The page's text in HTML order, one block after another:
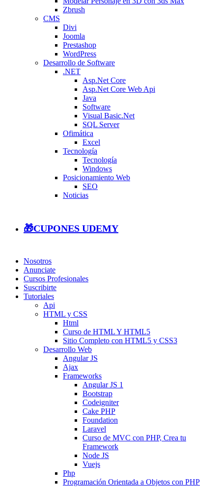
Zbrush
CMS
Divi
Joomla
Prestashop
WordPress
Desarrollo de Software
.NET
Asp.Net Core
Asp.Net Core Web Api
Java
Software
Visual Basic.Net
SQL Server
Ofimática
Excel
Tecnología
Tecnología
Windows
Posicionamiento Web
SEO
Noticias
🎁CUPONES UDEMY
Nosotros
Anunciate
Cursos Profesionales
Suscribirte
Tutoriales
Api
HTML y CSS
Html
Curso de HTML Y HTML5
Sitio Completo con HTML5 y CSS3
Desarrollo Web
Angular JS
Ajax
Frameworks
Angular JS 1
Bootstrap
Codeigniter
Cake PHP
Foundation
Laravel
Curso de MVC con PHP, Crea tu
Framework
Node JS
Vuejs
Php
Programación Orientada a Objetos con PHP